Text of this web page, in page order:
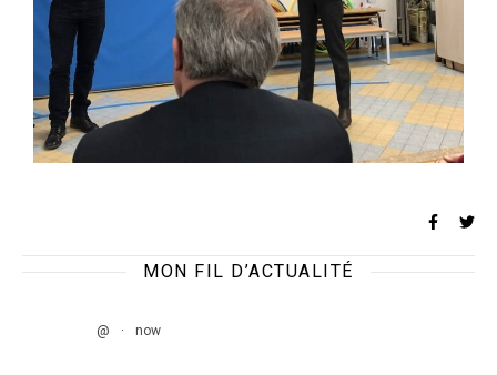
MON FIL D’ACTUALITÉ
@ · now